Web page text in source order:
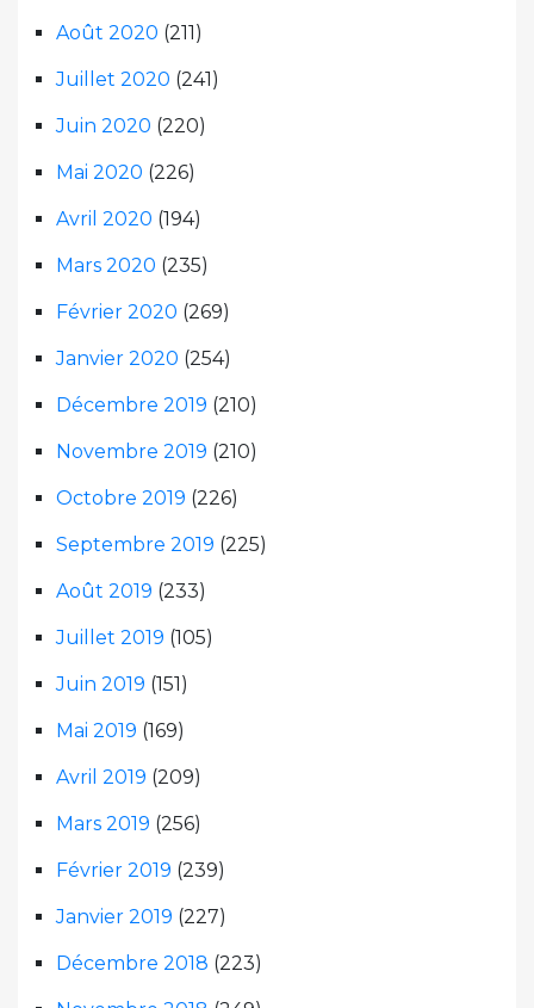
Août 2020 (211)
Juillet 2020 (241)
Juin 2020 (220)
Mai 2020 (226)
Avril 2020 (194)
Mars 2020 (235)
Février 2020 (269)
Janvier 2020 (254)
Décembre 2019 (210)
Novembre 2019 (210)
Octobre 2019 (226)
Septembre 2019 (225)
Août 2019 (233)
Juillet 2019 (105)
Juin 2019 (151)
Mai 2019 (169)
Avril 2019 (209)
Mars 2019 (256)
Février 2019 (239)
Janvier 2019 (227)
Décembre 2018 (223)